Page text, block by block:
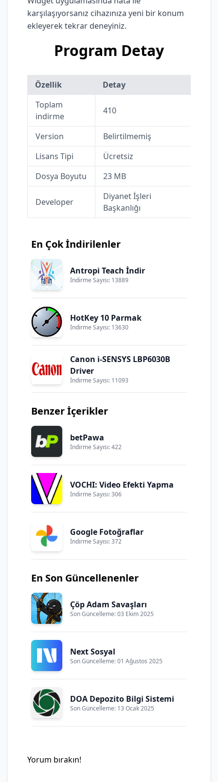
karşılaşıyorsanız cihazınıza yeni bir konum
ekleyerek tekrar deneyiniz.
Program Detay
Özellik
Detay
Toplam
indirme
410
Version
Belirtilmemiş
Lisans Tipi
Ücretsiz
Dosya Boyutu
23 MB
Developer
Diyanet İşleri
Başkanlığı
En Çok İndirilenler
Antropi Teach İndir
İndirme Sayısı: 13889
HotKey 10 Parmak
İndirme Sayısı: 13630
Canon i-SENSYS LBP6030B
Driver
İndirme Sayısı: 11093
Benzer İçerikler
betPawa
İndirme Sayısı: 422
VOCHI: Video Efekti Yapma
İndirme Sayısı: 306
Google Fotoğraflar
İndirme Sayısı: 372
En Son Güncellenenler
Çöp Adam Savaşları
Son Güncelleme: 03 Ekim 2025
Next Sosyal
Son Güncelleme: 01 Ağustos 2025
DOA Depozito Bilgi Sistemi
Son Güncelleme: 13 Ocak 2025
Yorum bırakın!